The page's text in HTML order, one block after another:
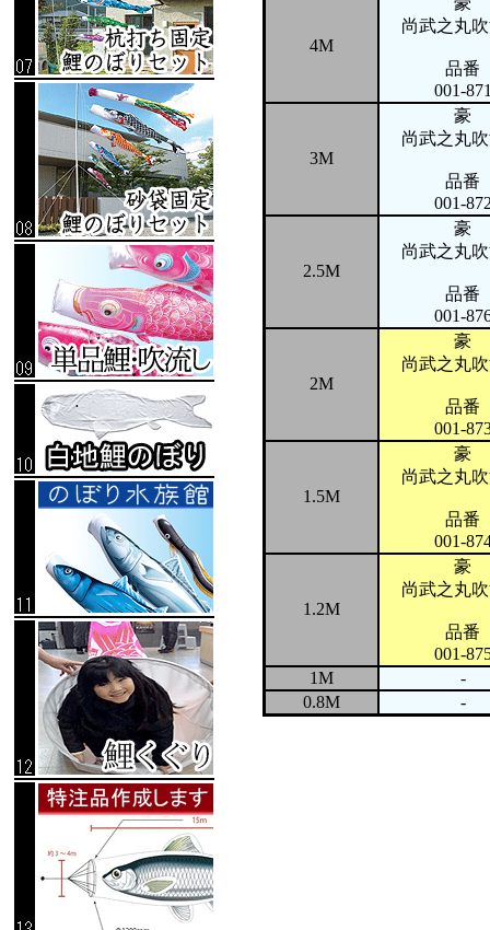
4M
尚武之丸
品番
001-
3M
豪
尚武之丸
品番
001-
2.5M
豪
尚武之丸
品番
001-
2M
豪
尚武之丸
品番
001-
1.5M
豪
尚武之丸
品番
001-
1.2M
豪
尚武之丸
品番
001-
1M
-
0.8M
-